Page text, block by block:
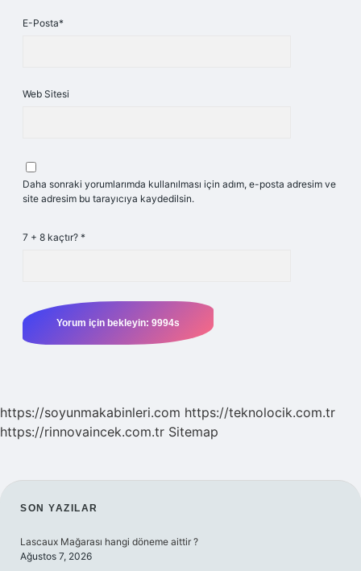
E-Posta*
Web Sitesi
Daha sonraki yorumlarımda kullanılması için adım, e-posta adresim ve
site adresim bu tarayıcıya kaydedilsin.
7 + 8 kaçtır? *
https://soyunmakabinleri.com https://teknolocik.com.tr
https://rinnovaincek.com.tr Sitemap
SIDEBAR
SON YAZILAR
Lascaux Mağarası hangi döneme aittir ?
Ağustos 7, 2026